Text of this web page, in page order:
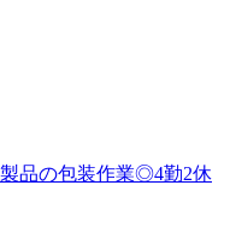
品の包装作業◎4勤2休